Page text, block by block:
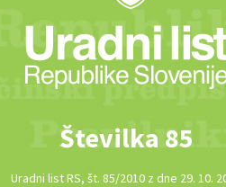
Številka 85
Uradni list RS, št. 85/2010 z dne 29. 10.